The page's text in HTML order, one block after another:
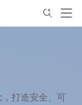
打造安全、可